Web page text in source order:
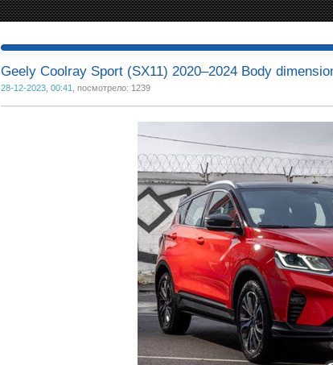
Geely Coolray Sport (SX11) 2020–2024 Body
28-12-2023, 00:41, посмотрело: 1239